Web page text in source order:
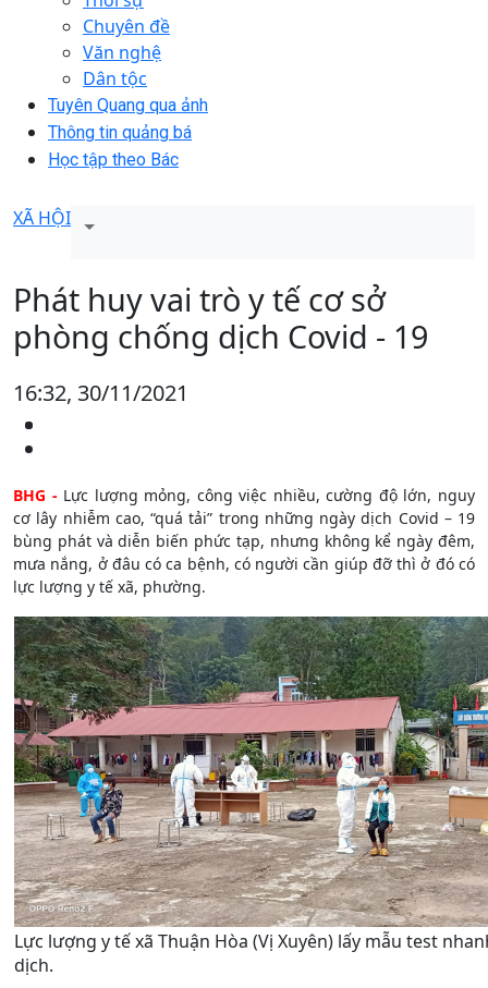
Chuyên đề
Văn nghệ
Dân tộc
Tuyên Quang qua ảnh
Thông tin quảng bá
Học tập theo Bác
XÃ HỘI
Phát huy vai trò y tế cơ sở
phòng chống dịch Covid - 19
16:32, 30/11/2021
BHG -Lực lượng mỏng, công việc nhiều, cường độ lớn, nguy
cơ lây nhiễm cao, “quá tải” trong những ngày dịch Covid – 19
bùng phát và diễn biến phức tạp, nhưng không kể ngày đêm,
mưa nắng, ở đâu có ca bệnh, có người cần giúp đỡ thì ở đó có
lực lượng y tế xã, phường.
Lực lượng y tế xã Thuận Hòa (Vị Xuyên) lấy mẫu test
dịch.